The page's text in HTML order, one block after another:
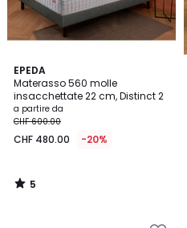
EPEDA
Materasso 560 molle
insacchettate 22 cm, Distinct 2
a partire da
CHF 600.00
CHF 480.00 -20%
5
/
5
5
/